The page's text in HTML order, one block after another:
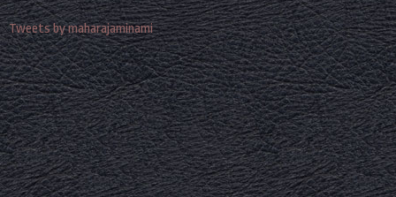
Tweets by maharajaminami